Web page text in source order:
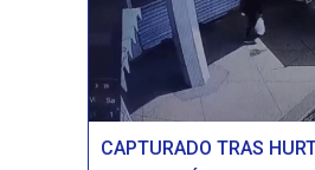
CAPTURADO TRAS